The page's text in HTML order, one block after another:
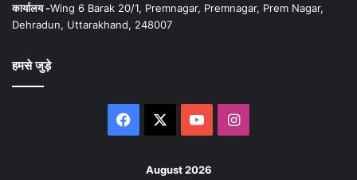
कार्यालय -Wing 6 Barak 20/1, Premnagar, Premnagar, Prem Nagar,
Dehradun, Uttarakhand, 248007
हमसे जुड़े
Facebook YouTubeInstagram
August 2026